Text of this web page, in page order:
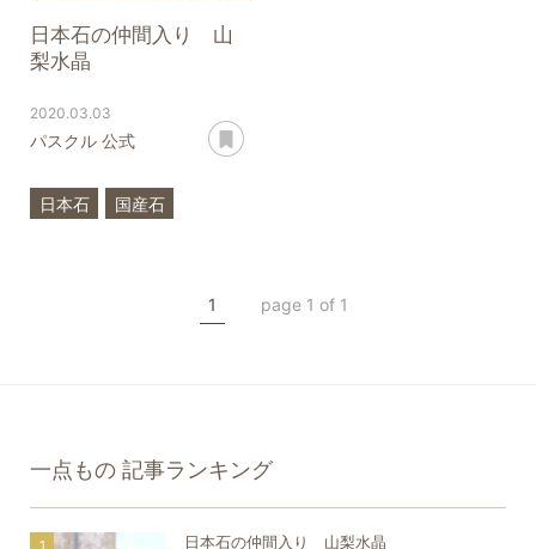
日本石の仲間入り 山
梨水晶
2020.03.03
パスクル 公式
日本石
国産石
1 page 1 of 1
一点もの 記事ランキング
日本石の仲間入り 山梨水晶